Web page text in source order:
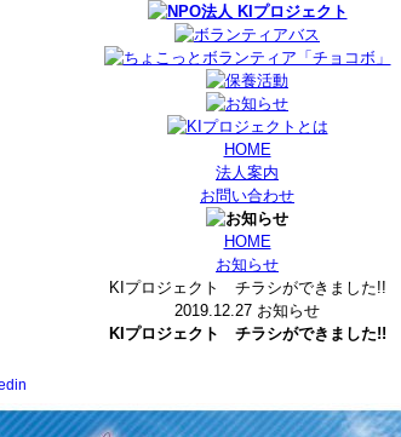
HOME
法人案内
お問い合わせ
HOME
お知らせ
KIプロジェクト チラシができました!!
2019.12.27 お知らせ
KIプロジェクト チラシができました!!